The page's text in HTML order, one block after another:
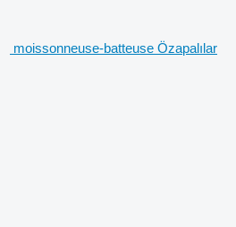
moissonneuse-batteuse Özapalılar